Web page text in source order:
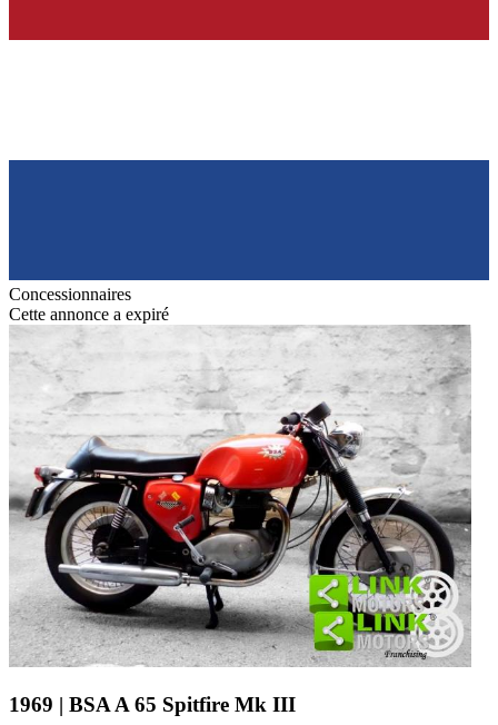
Concessionnaires
Cette annonce a expiré
1969 | BSA A 65 Spitfire Mk III